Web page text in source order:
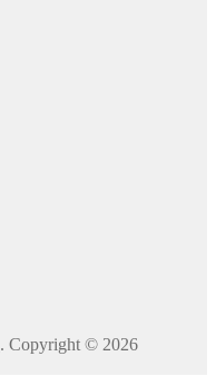
. Copyright © 2026